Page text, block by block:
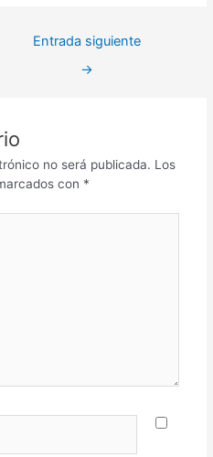
Entrada siguiente
→
no será publicada. Los
con *